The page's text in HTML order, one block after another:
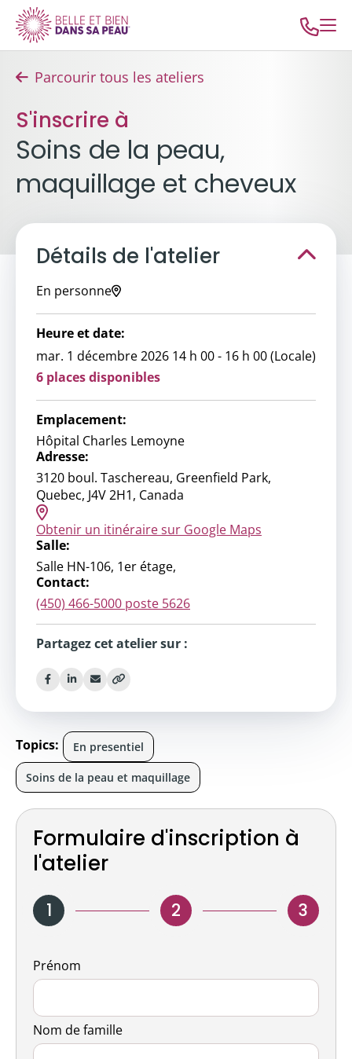
Parcourir tous les ateliers
S'inscrire à
Soins de la peau,
maquillage et cheveux
Formulaire d'inscription à
l'atelier
1 2 3
Nom
Prénom
Nom de famille
Détails de l'atelier
En personne
Heure et date:
mar. 1 décembre 2026 14 h 00 - 16 h 00 (Locale)
6 places disponibles
Emplacement:
Hôpital Charles Lemoyne
Adresse:
3120 boul. Taschereau, Greenfield Park,
Quebec, J4V 2H1, Canada
Obtenir un itinéraire sur Google Maps
Salle:
Salle HN-106, 1er étage,
Contact:
(450) 466-5000 poste 5626
Partagez cet atelier sur :
Topics: En presentiel
Soins de la peau et maquillage